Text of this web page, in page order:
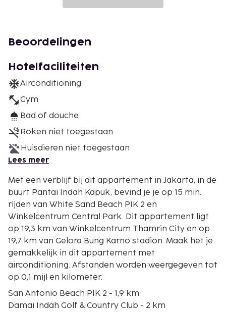
Beoordelingen
Hotelfaciliteiten
Airconditioning
Gym
Bad of douche
Roken niet toegestaan
Huisdieren niet toegestaan
Lees meer
Met een verblijf bij dit appartement in Jakarta, in de
buurt Pantai Indah Kapuk, bevind je je op 15 min.
rijden van White Sand Beach PIK 2 en
Winkelcentrum Central Park. Dit appartement ligt
op 19,3 km van Winkelcentrum Thamrin City en op
19,7 km van Gelora Bung Karno stadion. Maak het je
gemakkelijk in dit appartement met
airconditioning. Afstanden worden weergegeven tot
op 0,1 mijl en kilometer.
San Antonio Beach PIK 2 - 1,9 km
Damai Indah Golf & Country Club - 2 km